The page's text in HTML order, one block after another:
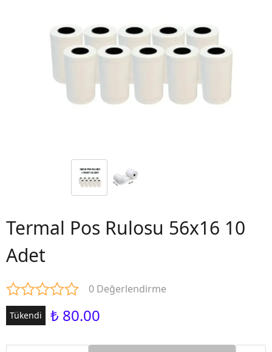
Termal Pos Rulosu 56x16 10
Adet
0 Değerlendirme
Tükendi ₺ 80.00